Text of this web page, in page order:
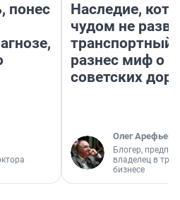
понес
Наследие,
чудом не
транспортный
разнес миф о
советских
Олег Арефьев
Блогер,
владелец в
бизнесе